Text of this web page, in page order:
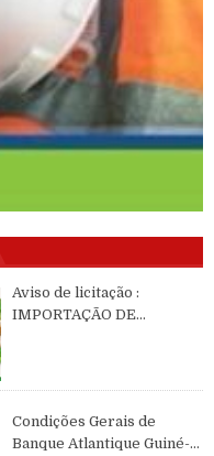
Aviso de licitação :
IMPORTAÇÃO DE
Condições Gerais de
Banque Atlantique Guiné-